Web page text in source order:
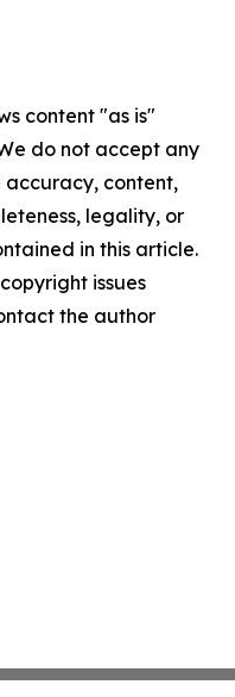
content "as is"
do not accept any
accuracy, content,
legality, or
in this article.
issues
the author